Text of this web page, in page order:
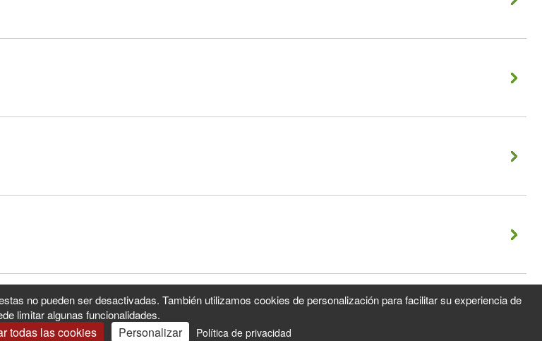
Ofertas
no pueden ser desactivadas. También utilizamos cookies de personalización para facilitar su experiencia de
limitar algunas funcionalidades.
todas las cookies Personalizar Política de privacidad